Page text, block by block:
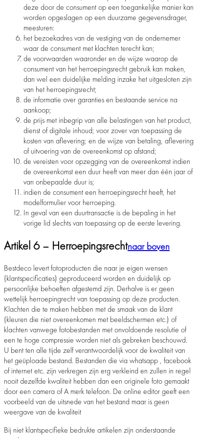
deze door de consument op een toegankelijke manier kan
worden opgeslagen op een duurzame gegevensdrager,
meesturen:
het bezoekadres van de vestiging van de ondernemer
waar de consument met klachten terecht kan;
de voorwaarden waaronder en de wijze waarop de
consument van het herroepingsrecht gebruik kan maken,
dan wel een duidelijke melding inzake het uitgesloten zijn
van het herroepingsrecht;
de informatie over garanties en bestaande service na
aankoop;
de prijs met inbegrip van alle belastingen van het product,
dienst of digitale inhoud; voor zover van toepassing de
kosten van aflevering; en de wijze van betaling, aflevering
of uitvoering van de overeenkomst op afstand;
de vereisten voor opzegging van de overeenkomst indien
de overeenkomst een duur heeft van meer dan één jaar of
van onbepaalde duur is;
indien de consument een herroepingsrecht heeft, het
modelformulier voor herroeping.
In geval van een duurtransactie is de bepaling in het
vorige lid slechts van toepassing op de eerste levering.
Artikel 6 – Herroepingsrechtnaar boven
Bestdeco levert fotoproducten die naar je eigen wensen
(klantspecificaties) geproduceerd worden en duidelijk op
persoonlijke behoeften afgestemd zijn. Derhalve is er geen
wettelijk herroepingrecht van toepassing op deze producten.
Klachten die te maken hebben met de smaak van de klant
(kleuren die niet overeenkomen met beeldschermen etc.) of
klachten vanwege fotobestanden met onvoldoende resolutie of
een te hoge compressie worden niet als gebreken beschouwd.
U bent ten alle tijde zelf verantwoordelijk voor de kwaliteit van
het geüploade bestand. Bestanden die via whatsapp , facebook
of internet etc. zijn verkregen zijn erg verkleind en zullen in regel
nooit dezelfde kwaliteit hebben dan een originele foto gemaakt
door een camera of A merk telefoon. De online editor geeft een
voorbeeld van de uitsnede van het bestand maar is geen
weergave van de kwaliteit
Bij niet klantspecifieke bedrukte artikelen zijn onderstaande